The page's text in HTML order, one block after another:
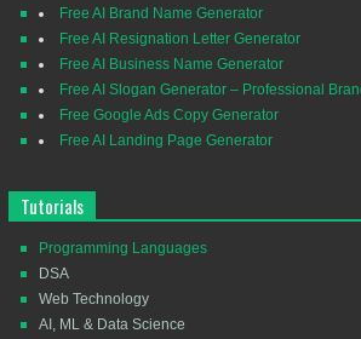
Free AI Brand Name Generator
Free AI Resignation Letter Generator
Free AI Business Name Generator
Free AI Slogan Generator – Professional
Free Google Ads Copy Generator
Free AI Landing Page Generator
Tutorials
Programming Languages
DSA
Web Technology
AI, ML & Data Science